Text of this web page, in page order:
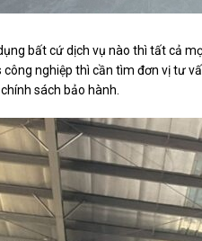
bất cứ dịch vụ nào thì tất cả
nghiệp thì cần tìm đơn vị tư
sách bảo hành.